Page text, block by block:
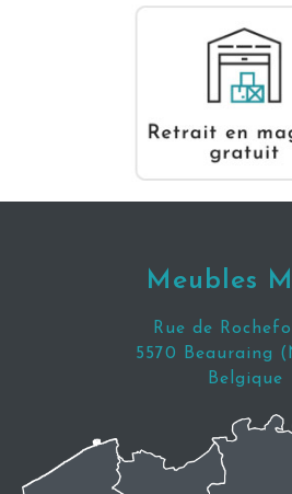
Meubles
Rue de
5570 Beauraing
Belgique